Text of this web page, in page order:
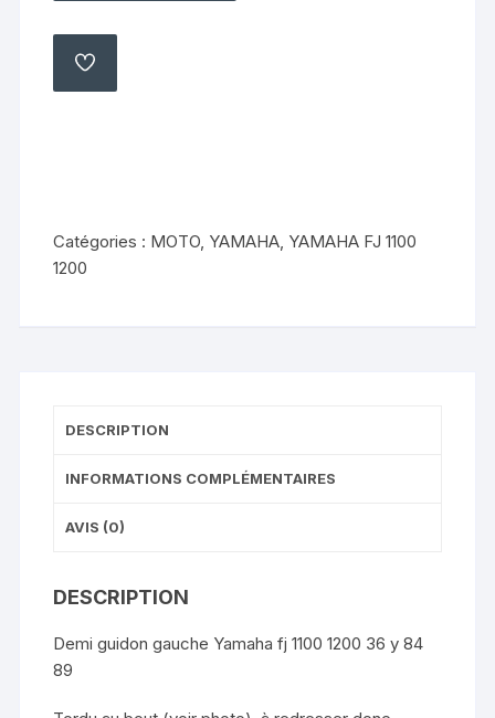
Demi
guidon
gauche
y
84
AJOUTER
Catégories : MOTO YAMAHA YAMAHA FJ 1100
1200
DESCRIPTION
INFORMATIONS COMPLÉMENTAIRES
AVIS (0)
DESCRIPTION
Demi guidon gauche Yamaha fj 1100 1200 36 y 84
89